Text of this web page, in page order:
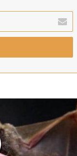
منذ 9 ساعات
أردوغان:
بريدك
الإلكتروني